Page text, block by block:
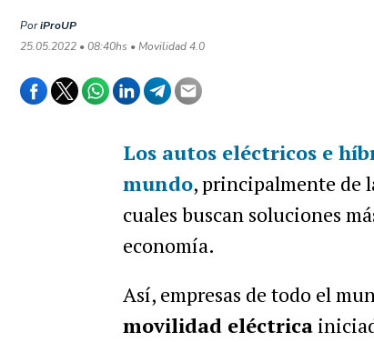
PoriProUP
25.05.2022 • 08:40hs • Movilidad 4.0
Los autos eléctricos e
mundo, principalmente de
cuales buscan soluciones
economía.
Así, empresas de todo el
movilidad eléctrica